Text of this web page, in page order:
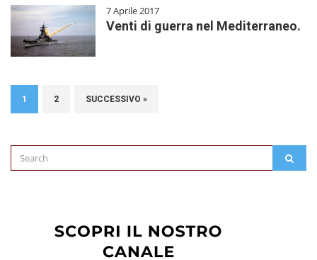
7 Aprile 2017
Venti di guerra nel Mediterraneo.
1 2 SUCCESSIVO »
for: